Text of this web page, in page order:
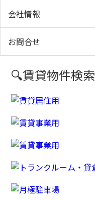
会社情報
お問合せ
🔍賃貸物件検索